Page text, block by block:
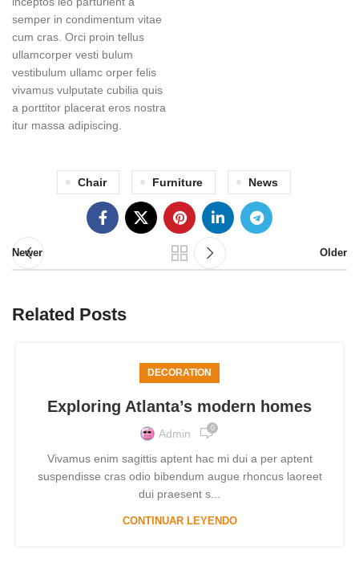
semper in condimentum vitae
cum cras. Orci proin tellus
ullamcorper vesti bulum
vestibulum ullamc orper felis
vivamus vulputate cubilia quis
a porttitor placerat eros nostra
itur massa adipiscing.
Chair Furniture News
Newer Older
Related Posts
DECORATION
Exploring Atlanta’s modern homes
Admin 0
Vivamus enim sagittis aptent hac mi dui a per aptent
suspendisse cras odio bibendum augue rhoncus laoreet
dui praesent s...
CONTINUAR LEYENDO